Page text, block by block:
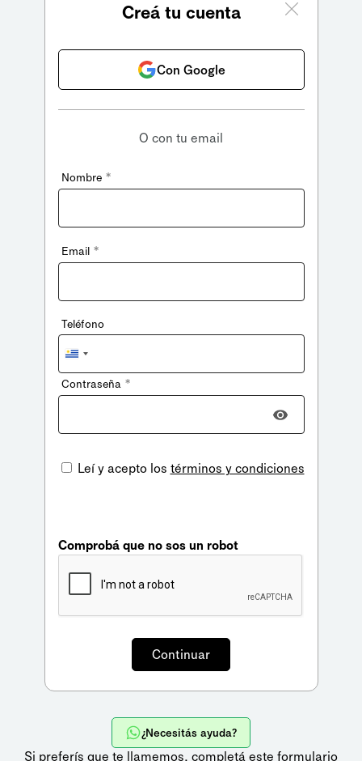
Creá tu cuenta
Con Google
O con tu email
Nombre *
Email *
Teléfono
Uruguay
+598
Contraseña *
Leí y acepto los términos y condiciones
Comprobá que no sos un robot
¿Necesitás ayuda?
Si preferís que te llamemos, completá este formulario